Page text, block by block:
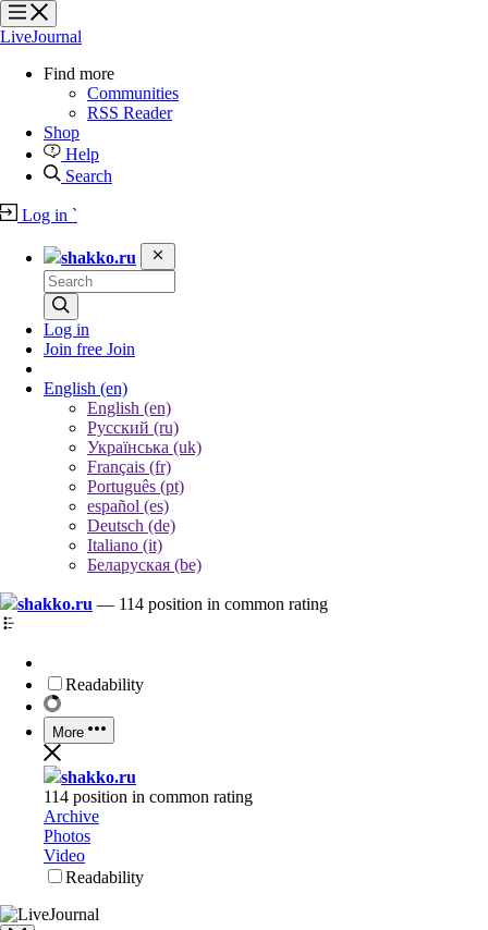
?
?
?
?
LiveJournal
Find more
Communities
RSS Reader
Shop
Help
Search
Log in `
shakko.ru
Log in
Join free Join
English (en)
English (en)
Русский (ru)
Українська (uk)
Français (fr)
Português (pt)
español (es)
Deutsch (de)
Italiano (it)
Беларуская (be)
shakko.ru — 114 position in common rating
Readability
More
shakko.ru
114 position in common rating
Archive
Photos
Video
Readability